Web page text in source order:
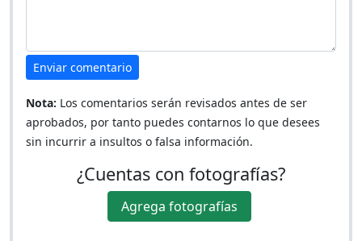
Enviar comentario
Nota: Los comentarios serán revisados antes de ser
aprobados, por tanto puedes contarnos lo que desees
sin incurrir a insultos o falsa información.
¿Cuentas con fotografías?
Agrega fotografías